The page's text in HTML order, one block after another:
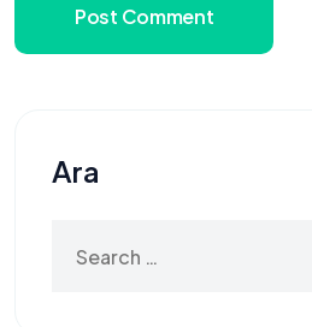
Post Comment
Ara
for: